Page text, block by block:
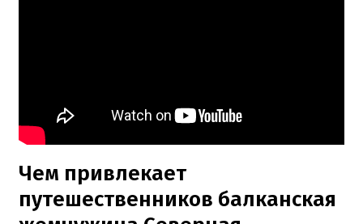
Чем привлекает
путешественников балканская